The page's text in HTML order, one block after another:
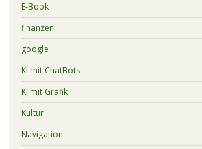
E-Book
finanzen
google
KI mit ChatBots
KI mit Grafik
Kultur
Navigation